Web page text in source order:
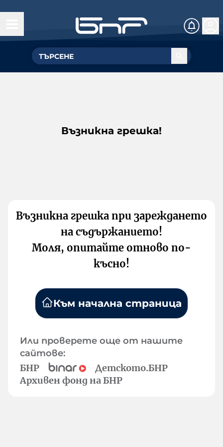
Възникна грешка!
Възникна грешка при зареждането
на съдържанието!
Моля, опитайте отново по-
късно!
Към начална страница
Или проверете още от нашите
сайтове:
БНР
Детското.БНР
Архивен фонд на БНР